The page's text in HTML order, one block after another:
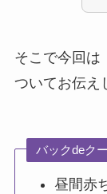
そこで今回は
ついてお伝え
バックdeク
昼間赤